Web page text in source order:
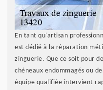
En tant qu'artisan
est dédié à la réparation
zinguerie. Que ce soit pour
chéneaux endommagés ou
équipe qualifiée intervient